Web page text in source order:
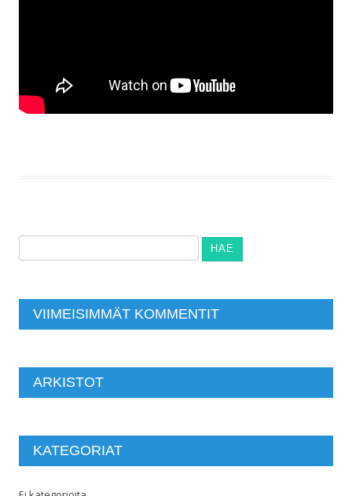
VIIMEISIMMÄT KOMMENTIT
ARKISTOT
KATEGORIAT